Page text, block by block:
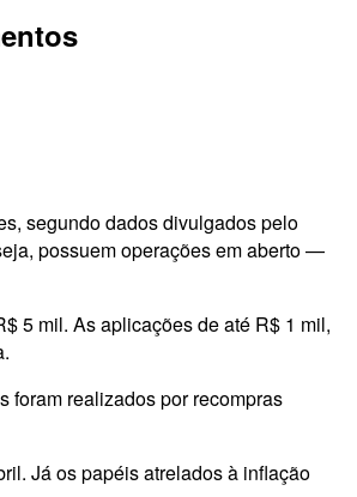
segundo dados divulgados pelo
possuem operações em aberto —
5 mil. As aplicações de até R$ 1 mil,
foram realizados por recompras
Já os papéis atrelados à inflação